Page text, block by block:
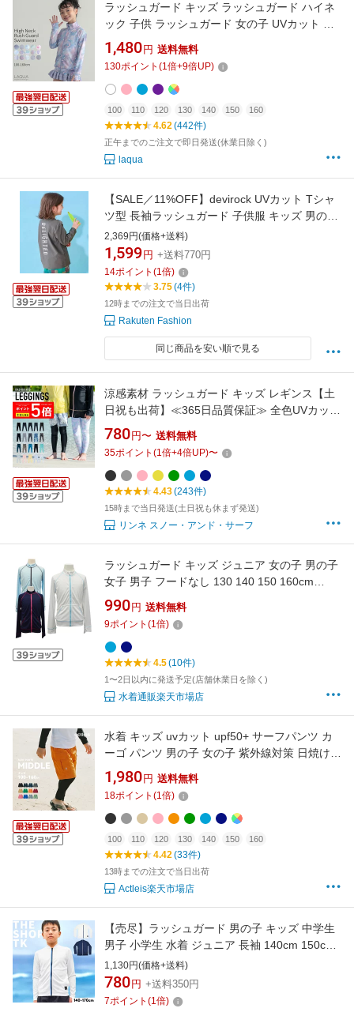
ラッシュガード キッズ ラッシュガード ハイネ
ック 子供 ラッシュガード 女の子 UVカット 紫
外線対策 フードなしラッシュガード 100 110
120 130 140 150 160 サイズ 送料無料 かわい
い 女の子水着 子供水着 学校用 幼稚園 保育園
1,480 円 送料無料
130ポイント (1倍+9倍UP)
100 110 120 130 140 150 160
4.62(442件)
正午までのご注文で即日発送(休業日除く)
laqua
【SALE／11%OFF】devirock UVカット Tシャ
ツ型 長袖ラッシュガード 子供服 キッズ 男の子
女の子 海 26SS デビロック 水着・スイムグッ
ズ ラッシュガード
2,369円(価格+送料)
1,599 円 +送料770円
14ポイント (1倍)
3.75(4件)
12時までの注文で当日出荷
Rakuten Fashion
同じ商品を安い順で見る
涼感素材 ラッシュガード キッズ レギンス【土
日祝も出荷】≪365日品質保証≫ 全色UVカット
率99.5％↑ uvパーカー 水着 ベビー キッズ 男の
子 女の子 レディース メンズ の サーフパンツ
や マリンシューズ サファリハット スクール水
着 リンネ
780 円〜 送料無料
35ポイント (1倍+4倍UP)〜
4.43(243件)
15時まで当日発送(土日祝も休まず発送)
リンネ スノー・アンド・サーフ
ラッシュガード キッズ ジュニア 女の子 男の子
女子 男子 フードなし 130 140 150 160cm
UV90％以上カット 吸水速乾 水着 長袖 ジップ
あり 指穴あり 日焼け防止 UVカット 冷房対策
修学旅行 林間学校 遠足 ランニング 小学生 中学
生 プール
990 円 送料無料
9ポイント (1倍)
4.5(10件)
1〜2日以内に発送予定(店舗休業日を除く)
水着通販楽天市場店
水着 キッズ uvカット upf50+ サーフパンツ カ
ーゴ パンツ 男の子 女の子 紫外線対策 日焼け防
止 男女兼用 男子 女子 男児 女児 ジュニア 子供
子ども こども 小学生 幼稚園 学校 小学校 海水
パンツ 海パン uv 夏 水陸両用 速乾 耐塩素 100
110 120 130 140 150 160
1,980 円 送料無料
18ポイント (1倍)
100 110 120 130 140 150 160
4.42(33件)
13時までの注文で当日出荷
Actleis楽天市場店
【売尽】ラッシュガード 男の子 キッズ 中学生
男子 小学生 水着 ジュニア 長袖 140cm 150cm
160cm 170cm 子供用 子供服 プール 夏 おしゃ
れ かわいい 小学校 小学生 中学校 中学生 ブラ
ック ネイビー ボーイズ 男児
1,130円(価格+送料)
780 円 +送料350円
7ポイント (1倍)